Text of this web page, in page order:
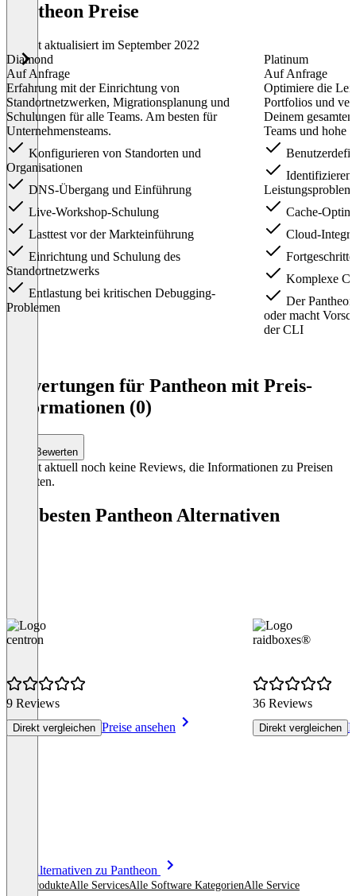
Pantheon Preise
Zuletzt aktualisiert im September 2022
Diamond
Auf Anfrage
Erfahrung mit der Einrichtung von
Standortnetzwerken, Migrationsplanung und
Schulungen für alle Teams. Am besten für
Unternehmensteams.
Konfigurieren von Standorten und
Organisationen
DNS-Übergang und Einführung
Live-Workshop-Schulung
Lasttest vor der Markteinführung
Einrichtung und Schulung des
Standortnetzwerks
Entlastung bei kritischen Debugging-
Problemen
Platinum
Auf Anfrage
Optimiere die
Portfolios und
Deinem
Teams und hohe
Identifizieren
Cache-
Cloud-
Komplexe
Der
oder macht
der CLI
Bewertungen für Pantheon mit Preis-
Informationen (0)
Bewerten
Es gibt aktuell noch keine Reviews, die Informationen zu Preisen
enthalten.
Die besten Pantheon Alternativen
centron
9 Reviews
Direkt vergleichen Preise ansehen
raidboxes®
36 Reviews
Direkt vergleichen
Alle Alternativen zu Pantheon
Alle ProdukteAlle ServicesAlle Software KategorienAlle Service